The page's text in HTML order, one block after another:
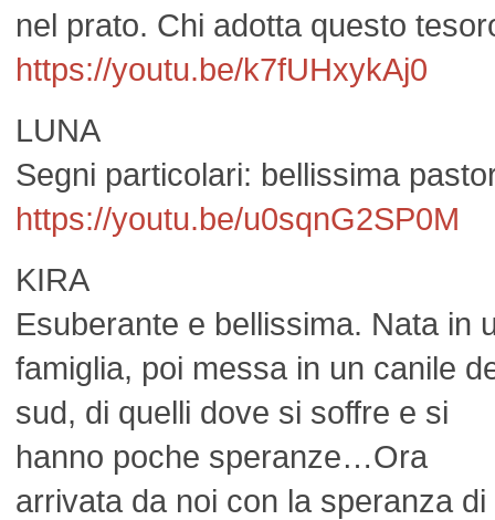
nel prato. Chi adotta questo
https://youtu.be/k7fUHxykAj0
LUNA
Segni particolari: bellissima
https://youtu.be/u0sqnG2SP0M
KIRA
Esuberante e bellissima. Nata in
famiglia, poi messa in un canile
sud, di quelli dove si soffre e si
hanno poche speranze…Ora
arrivata da noi con la speranza di